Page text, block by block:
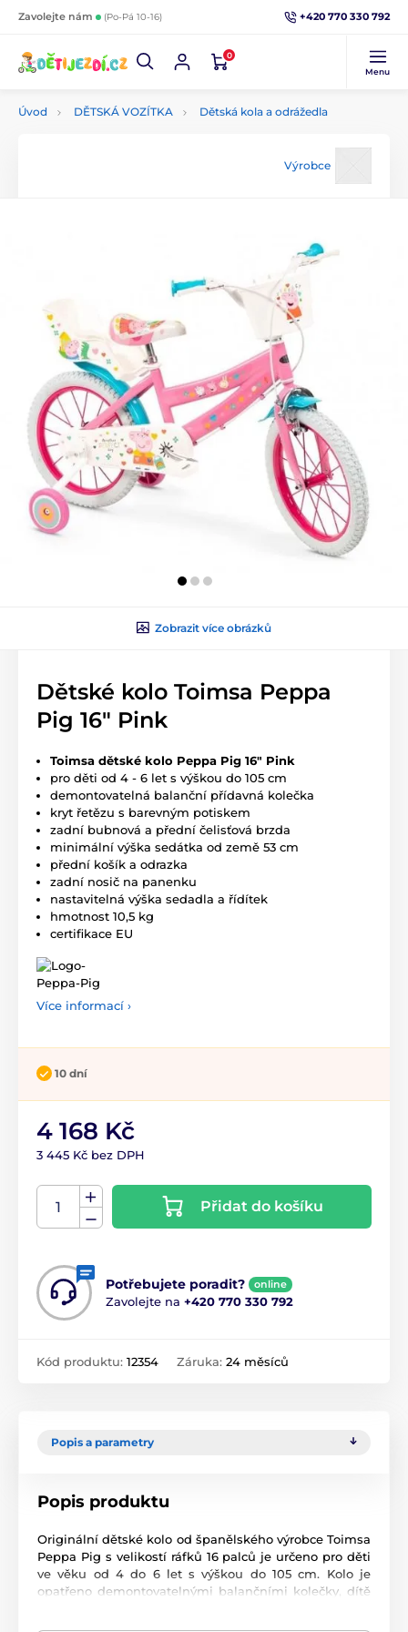
Zavolejte nám (Po-Pá 10-16) +420 770 330 792
0
Menu
Úvod DĚTSKÁ VOZÍTKA Dětská kola a odrážedla
Výrobce
Zobrazit více obrázků
Dětské kolo Toimsa Peppa
Pig 16" Pink
Toimsa dětské kolo Peppa Pig 16" Pink
pro děti od 4 - 6 let s výškou do 105 cm
demontovatelná balanční přídavná kolečka
kryt řetězu s barevným potiskem
zadní bubnová a přední čelisťová brzda
minimální výška sedátka od země 53 cm
přední košík a odrazka
zadní nosič na panenku
nastavitelná výška sedadla a řídítek
hmotnost 10,5 kg
certifikace EU
Více informací ›
10 dní
4 168 Kč
3 445 Kč bez DPH
Přidat do košíku
Potřebujete poradit? online
Zavolejte na +420 770 330 792
Kód produktu: 12354 Záruka: 24 měsíců
Popis a parametry
Popis produktu
Originální dětské kolo od španělského výrobce Toimsa
Peppa Pig s velikostí ráfků 16 palců je určeno pro děti
ve věku od 4 do 6 let s výškou do 105 cm. Kolo je
opatřeno demontovatelnými balančními kolečky, dítě